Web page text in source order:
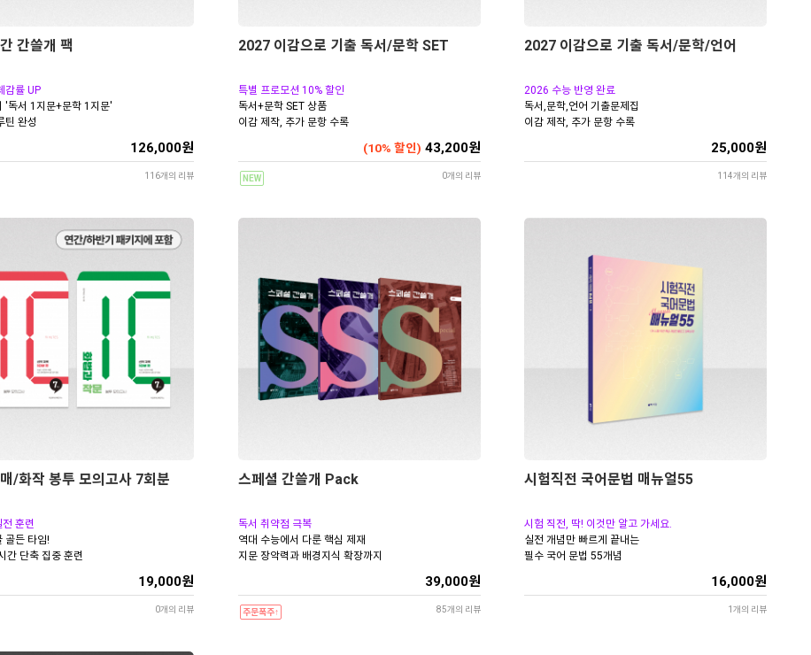
간쓸개 팩
감률 UP
'독서 1지문+문학 1지문'
틴 완성
126,000원
116개의 리뷰
2027 이감으로 기출 독서/문학 SET
특별 프로모션 10% 할인
독서+문학 SET 상품
이감 제작, 추가 문항 수록
(10% 할인) 43,200원
NEW 0개의 리뷰
2027 이감으로 기출 독서/문학/언어
2026 수능 반영 완료
독서,문학,언어 기출문제집
이감 제작, 추가 문항 수록
25,000원
114개의 리뷰
/화작 봉투 모의고사 7회분
훈련
골든 타임!
간 단축 집중 훈련
19,000원
0개의 리뷰
스페셜 간쓸개 Pack
독서 취약점 극복
역대 수능에서 다룬 핵심 제재
지문 장악력과 배경지식 확장까지
39,000원
주문폭주↑ 85개의 리뷰
시험직전 국어문법 매뉴얼55
시험 직전, 딱! 이것만 알고 가세요.
실전 개념만 빠르게 끝내는
필수 국어 문법 55개념
16,000원
1개의 리뷰